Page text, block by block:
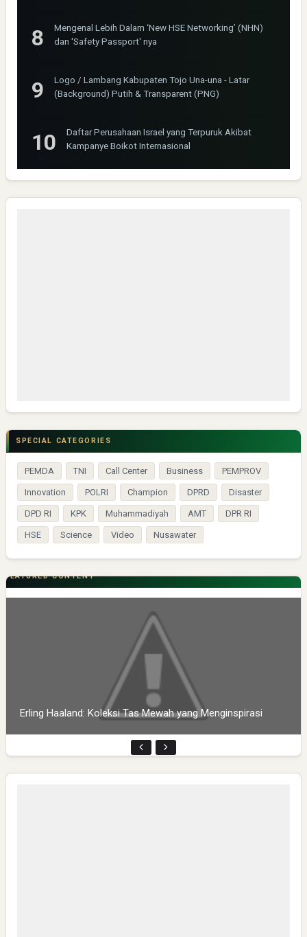
Mengenal Lebih Dalam ‘New HSE Networking’ (NHN)
dan 'Safety Passport' nya
Logo / Lambang Kabupaten Tojo Una-una - Latar
(Background) Putih & Transparent (PNG)
Daftar Perusahaan Israel yang Terpuruk Akibat
Kampanye Boikot Internasional
SPECIAL CATEGORIES
PEMDA TNI Call Center Business PEMPROV
Innovation POLRI Champion DPRD Disaster
DPD RI KPK Muhammadiyah AMT DPR RI
HSE Science Video Nusawater
FEATURED CONTENT
Erling Haaland: Koleksi Tas Mewah yang Menginspirasi